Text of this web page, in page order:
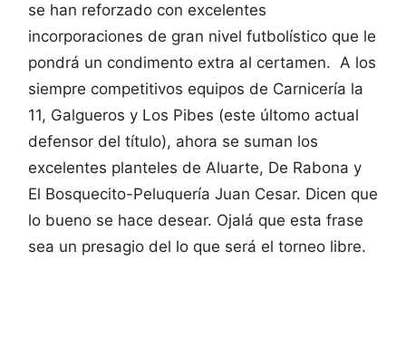
se han reforzado con excelentes
incorporaciones de gran nivel futbolístico que le
pondrá un condimento extra al certamen. A los
siempre competitivos equipos de Carnicería la
11, Galgueros y Los Pibes (este últomo actual
defensor del título), ahora se suman los
excelentes planteles de Aluarte, De Rabona y
El Bosquecito-Peluquería Juan Cesar. Dicen que
lo bueno se hace desear. Ojalá que esta frase
sea un presagio del lo que será el torneo libre.